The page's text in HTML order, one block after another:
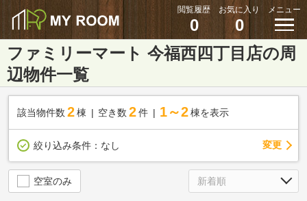
閲覧履歴
0
お気に入り
0
メニュー
ファミリーマート 今福西四丁目店の周
辺物件一覧
該当物件数 2棟 空き数 2 件 1～2 棟を表示
絞り込み条件： なし 変更
空室のみ